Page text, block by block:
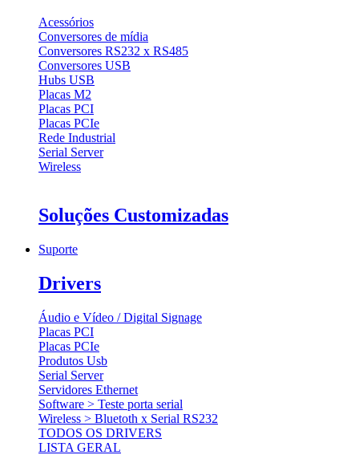
Acessórios
Conversores de mídia
Conversores RS232 x RS485
Conversores USB
Hubs USB
Placas M2
Placas PCI
Placas PCIe
Rede Industrial
Serial Server
Wireless
Soluções Customizadas
Suporte
Drivers
Áudio e Vídeo / Digital Signage
Placas PCI
Placas PCIe
Produtos Usb
Serial Server
Servidores Ethernet
Software > Teste porta serial
Wireless > Bluetoth x Serial RS232
TODOS OS DRIVERS
LISTA GERAL